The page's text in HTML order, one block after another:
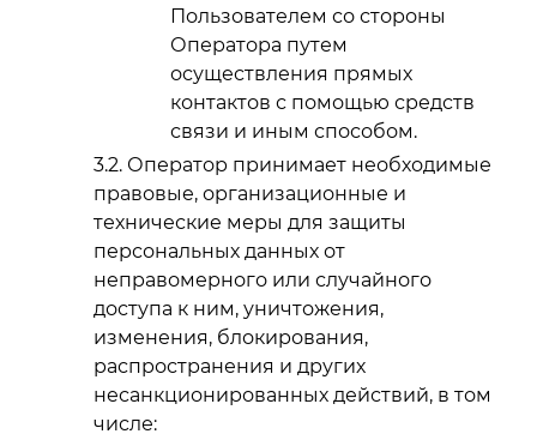
Пользователем со стороны
Оператора путем
осуществления прямых
контактов с помощью средств
связи и иным способом.
Оператор принимает необходимые
правовые, организационные и
технические меры для защиты
персональных данных от
неправомерного или случайного
доступа к ним, уничтожения,
изменения, блокирования,
распространения и других
несанкционированных действий, в том
числе: